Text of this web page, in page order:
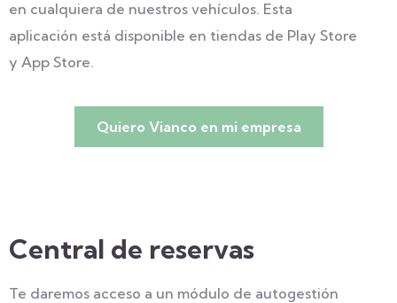
en cualquiera de nuestros vehículos. Esta
aplicación está disponible en tiendas de Play Store
y App Store.
Quiero Vianco en mi empresa
Central de reservas
Te daremos acceso a un módulo de autogestión